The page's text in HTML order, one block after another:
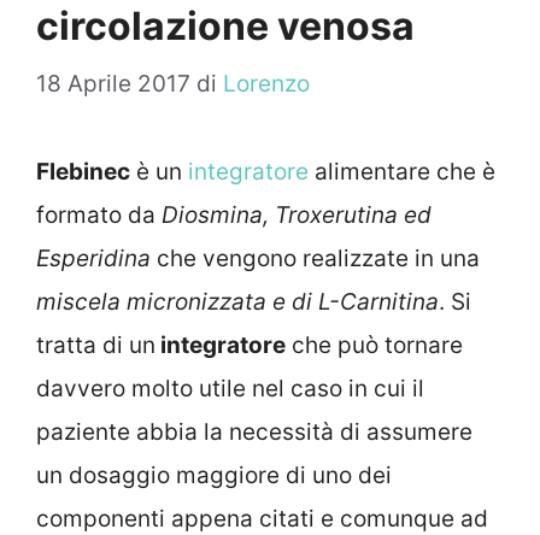
circolazione venosa
18 Aprile 2017 di Lorenzo
Flebinec è un integratore alimentare che è
formato da Diosmina, Troxerutina ed
Esperidina che vengono realizzate in una
miscela micronizzata e di L-Carnitina. Si
tratta di un integratore che può tornare
davvero molto utile nel caso in cui il
paziente abbia la necessità di assumere
un dosaggio maggiore di uno dei
componenti appena citati e comunque ad